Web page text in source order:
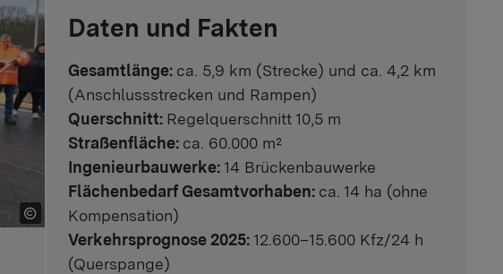
Daten und Fakten
Gesamtlänge: ca. 5,9 km (Strecke) und ca. 4,2 km
(Anschlussstrecken und Rampen)
Querschnitt: Regelquerschnitt 10,5 m
Straßenfläche: ca. 60.000 m²
Ingenieurbauwerke:14 Brückenbauwerke
Flächenbedarf Gesamtvorhaben: ca. 14 ha (ohne
Kompensation)
Verkehrsprognose 2025: 12.600–15.600 Kfz/24 h
(Querspange)